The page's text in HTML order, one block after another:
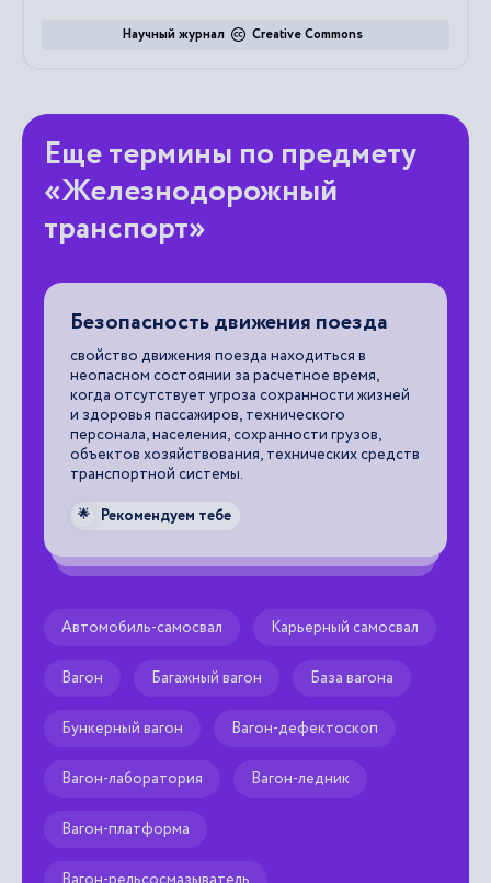
Creative Commons
Научный журнал
Еще термины по предмету
«Железнодорожный
транспорт»
Безопасность движения поезда
свойство движения поезда находиться в
неопасном состоянии за расчетное время,
когда отсутствует угроза сохранности жизней
и здоровья пассажиров, технического
персонала, населения, сохранности грузов,
объектов хозяйствования, технических средств
транспортной системы.
🌟 Рекомендуем тебе
Автомобиль-самосвал Карьерный самосвал
Вагон Багажный вагон База вагона
Бункерный вагон Вагон-дефектоскоп
Вагон-лаборатория Вагон-ледник
Вагон-платформа